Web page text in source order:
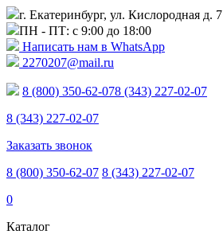
г. Екатеринбург, ул. Кислородная д. 7
ПН - ПТ: с 9:00 до 18:00
Написать нам в WhatsApp
2270207@mail.ru
8 (800) 350-62-078 (343) 227-02-07
8 (343) 227-02-07
Заказать звонок
8 (800) 350-62-07 8 (343) 227-02-07
0
Каталог